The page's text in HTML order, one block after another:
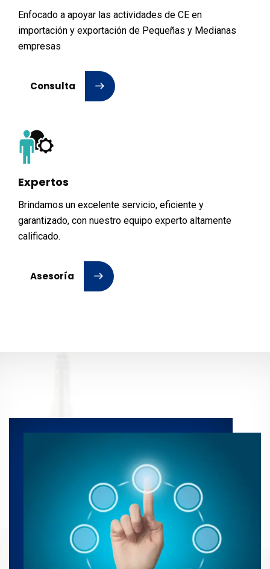
Enfocado a apoyar las actividades de CE en
importación y exportación de Pequeñas y Medianas
empresas
Consulta
Expertos
Brindamos un excelente servicio, eficiente y
garantizado, con nuestro equipo experto altamente
calificado.
Asesoría